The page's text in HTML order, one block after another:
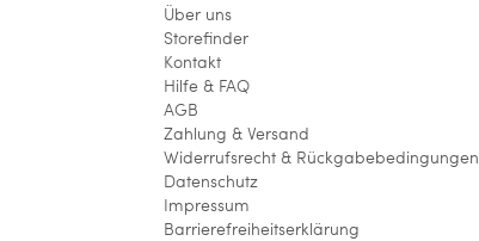
Über uns
Storefinder
Kontakt
Hilfe & FAQ
AGB
Zahlung & Versand
Widerrufsrecht & Rückgabebedingungen
Datenschutz
Impressum
Barrierefreiheitserklärung